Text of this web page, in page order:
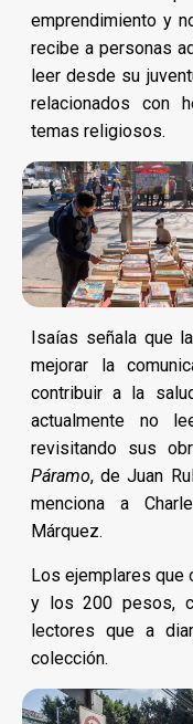
emprendimiento y
recibe a personas
leer desde su
relacionados con
temas religiosos.
Isaías señala que
mejorar la
contribuir a la
actualmente no
revisitando sus
Páramo, de Juan
menciona a
Márquez.
Los ejemplares que
y los 200 pesos,
lectores que a
colección.